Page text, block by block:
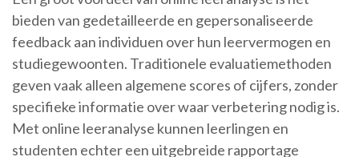
bieden van gedetailleerde en gepersonaliseerde
feedback aan individuen over hun leervermogen en
studiegewoonten. Traditionele evaluatiemethoden
geven vaak alleen algemene scores of cijfers, zonder
specifieke informatie over waar verbetering nodig is.
Met online leeranalyse kunnen leerlingen en
studenten echter een uitgebreide rapportage